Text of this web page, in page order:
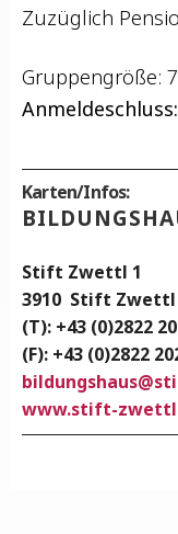
Zuzüg­lich
Grup­pen­grö­ße:
Karten/Infos:
Stift Zwettl 1
3910 Stift Zwettl
(T): +43 (0)2822
(F): +43 (0)2822
www.stift-